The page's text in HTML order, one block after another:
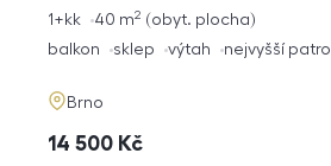
rozměry
1+kk obyt. plocha
40 m2
funkce
balkon sklep výtah nejvyšší patro
adresa
Brno
cena
14 500 Kč